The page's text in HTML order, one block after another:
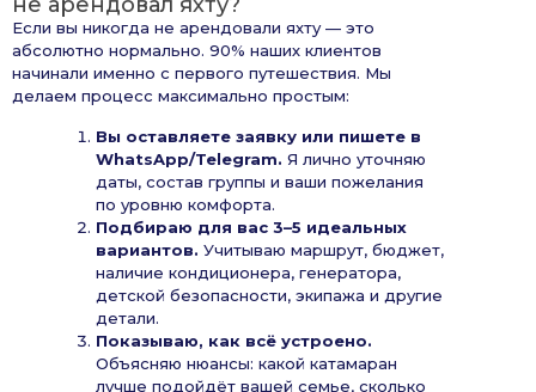
Если вы никогда не арендовали яхту — это
абсолютно нормально. 90% наших клиентов
начинали именно с первого путешествия. Мы
делаем процесс максимально простым:
Вы оставляете заявку или пишете в
WhatsApp/Telegram. Я лично уточняю
даты, состав группы и ваши пожелания
по уровню комфорта.
Подбираю для вас 3–5 идеальных
вариантов. Учитываю маршрут, бюджет,
наличие кондиционера, генератора,
детской безопасности, экипажа и другие
детали.
Показываю, как всё устроено.
Объясняю нюансы: какой катамаран
лучше подойдёт вашей семье, сколько